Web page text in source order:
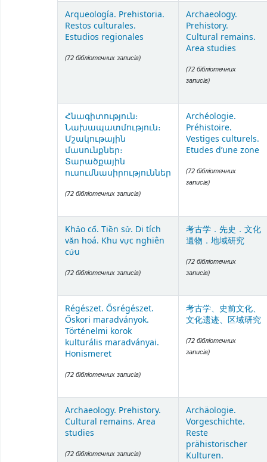
Arqueología. Prehistoria.
Restos culturales.
Estudios regionales
(72 бібліотечних записів)
Archaeology.
Prehistory.
Cultural remains.
Area studies
(72 бібліотечних
записів)
Հնագիտություն։
Նախապատմություն։
Մշակութային
մասունքներ։
Տարածքային
ուսումնասիրություններ
(72 бібліотечних записів)
Archéologie.
Préhistoire.
Vestiges culturels.
Etudes d’une zone
(72 бібліотечних
записів)
Khảo cổ. Tiền sử. Di tích
văn hoá. Khu vực nghiên
cứu
(72 бібліотечних записів)
考古学．先史．文化
遺物．地域研究
(72 бібліотечних
записів)
Régészet. Ősrégészet.
Őskori maradványok.
Történelmi korok
kulturális maradványai.
Honismeret
(72 бібліотечних записів)
考古学、史前文化、
文化遗迹、区域研究
(72 бібліотечних
записів)
Archaeology. Prehistory.
Cultural remains. Area
studies
(72 бібліотечних записів)
Archäologie.
Vorgeschichte.
Reste
prähistorischer
Kulturen.